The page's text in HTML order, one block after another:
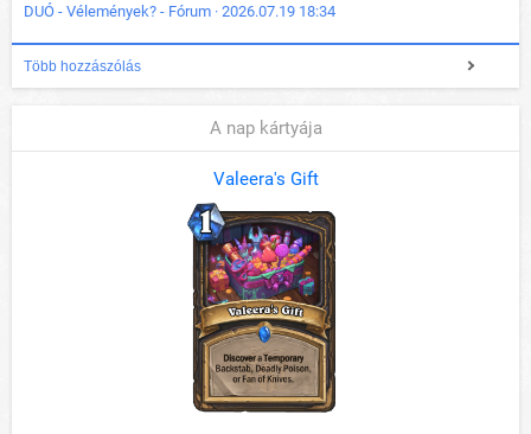
DUÓ - Vélemények? - Fórum · 2026.07.19 18:34
Több hozzászólás
A nap kártyája
Valeera's Gift